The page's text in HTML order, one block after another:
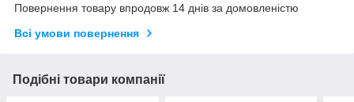
Повернення товару впродовж 14 днів за домовленістю
Всі умови повернення
Подібні товари компанії